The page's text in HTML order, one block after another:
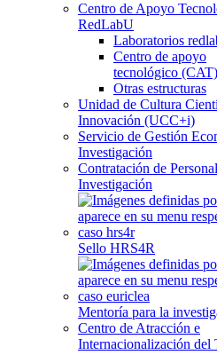
Centro de Apoyo
RedLabU
Laboratorios
Centro de apoyo
tecnológico (CAT)
Otras estructuras
Unidad de Cultura
Innovación (UCC+i)
Servicio de Gestión
Investigación
Contratación de
Investigación
Sello HRS4R
Mentoría para la
Centro de Atracción e
Internacionalización del